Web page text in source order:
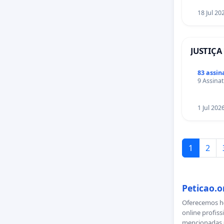
18 Jul
83
9
1 Jul
1 2
Oferecemos
online